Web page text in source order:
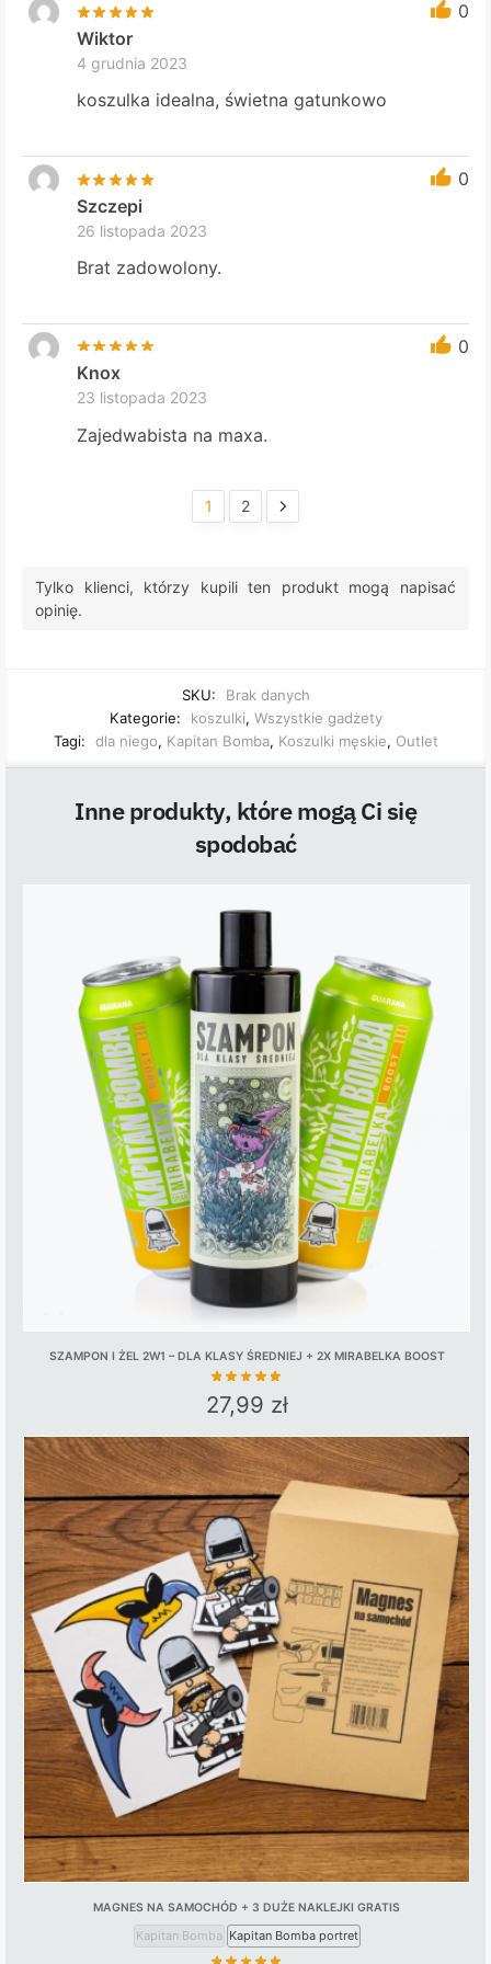
0
Wiktor
4 grudnia 2023
koszulka idealna, świetna gatunkowo
0
Szczepi
26 listopada 2023
Brat zadowolony.
0
Knox
23 listopada 2023
Zajedwabista na maxa.
1 2
Tylko klienci, którzy kupili ten produkt mogą napisać
opinię.
SKU:
Brak danych
Kategorie:
koszulki, Wszystkie gadżety
Tagi:
dla niego, Kapitan Bomba, Koszulki męskie, Outlet
Inne produkty, które mogą Ci się
spodobać
SZAMPON I ŻEL 2W1 – DLA KLASY ŚREDNIEJ + 2X MIRABELKA BOOST
27,99 zł
MAGNES NA SAMOCHÓD + 3 DUŻE NAKLEJKI GRATIS
Kapitan Bomba Kapitan Bomba portret